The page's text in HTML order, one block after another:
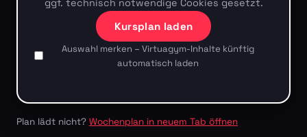
ggf. technisch notwendige Cookies gesetzt.
Kursplan laden
Auswahl merken – Virtuagym-Inhalte künftig
automatisch laden
Plan lädt nicht? Wochenplan in neuem Tab öffnen